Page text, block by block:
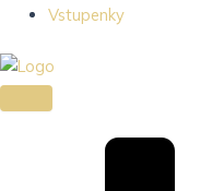
Vstupenky